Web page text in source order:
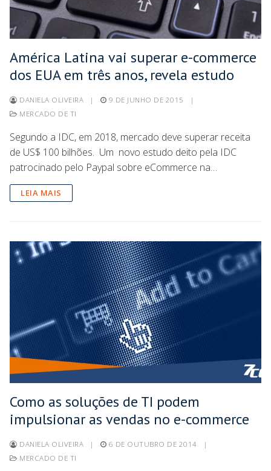
América Latina vai superar e-commerce
dos EUA em três anos, revela estudo
DANIELA OLIVEIRA | 9 DE JUNHO DE 2015
|
MERCADO DE TI
Segundo a IDC, em 2018, mercado deve superar receita
de US$ 100 bilhões. Um novo estudo deito pela IDC
patrocinado pelo Paypal sobre eCommerce na…
LEIA MAIS
Como as soluções de TI podem
impulsionar as vendas no e-commerce
DANIELA OLIVEIRA | 6 DE OUTUBRO DE 2014
|
MERCADO DE TI